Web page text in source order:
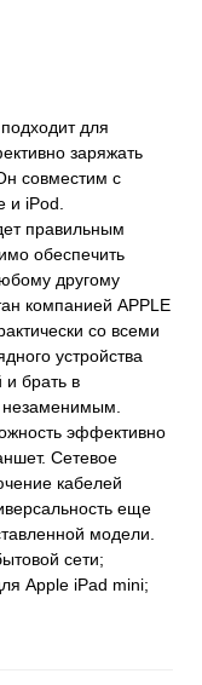
для
заряжать
совместим с
iPod.
правильным
обеспечить
другому
компанией APPLE
со всеми
устройства
и брать в
незаменимым.
эффективно
Сетевое
кабелей
еще
модели.
сети;
Apple iPad mini;